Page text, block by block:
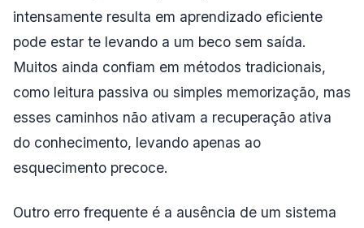
intensamente resulta em aprendizado eficiente
pode estar te levando a um beco sem saída.
Muitos ainda confiam em métodos tradicionais,
como leitura passiva ou simples memorização, mas
esses caminhos não ativam a recuperação ativa
do conhecimento, levando apenas ao
esquecimento precoce.
Outro erro frequente é a ausência de um sistema